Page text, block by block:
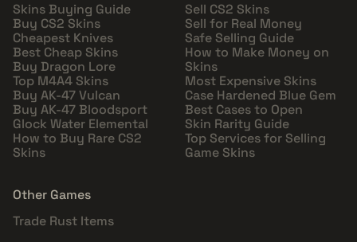
Skins Buying Guide
Buy CS2 Skins
Cheapest Knives
Best Cheap Skins
Buy Dragon Lore
Top M4A4 Skins
Buy AK-47 Vulcan
Buy AK-47 Bloodsport
Glock Water Elemental
How to Buy Rare CS2
Skins
Sell CS2 Skins
Sell for Real Money
Safe Selling Guide
How to Make Money on
Skins
Most Expensive Skins
Case Hardened Blue Gem
Best Cases to Open
Skin Rarity Guide
Top Services for Selling
Game Skins
Other Games
Trade Rust Items